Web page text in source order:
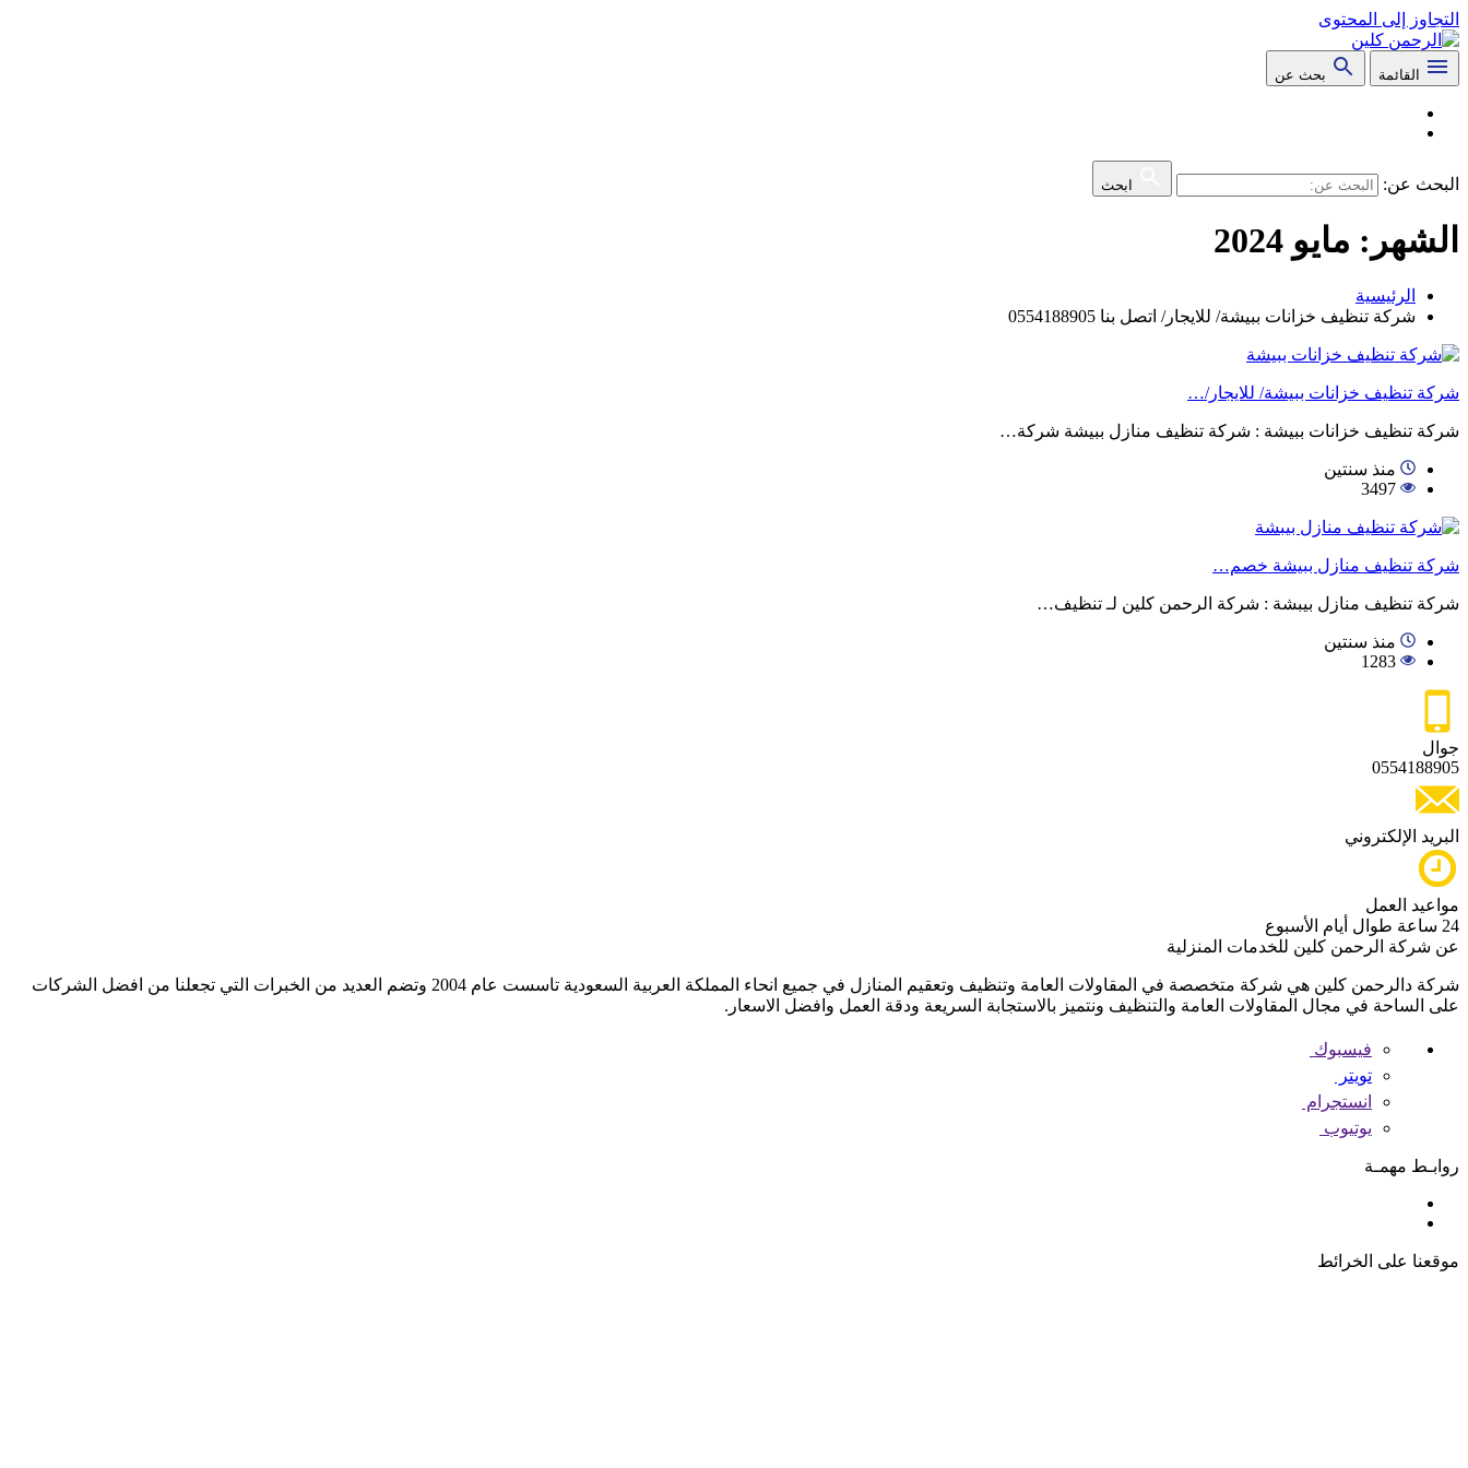
التجاوز إلى المحتوى
القائمة بحث عن
البحث عن: ابحث
الشهر: مايو 2024
الرئيسية
شركة تنظيف خزانات ببيشة/ للايجار/ اتصل بنا 0554188905
شركة تنظيف خزانات ببيشة/ للايجار/…
شركة تنظيف خزانات ببيشة : شركة تنظيف منازل ببيشة شركة…
منذ سنتين
3497
شركة تنظيف منازل ببيشة خصم…
شركة تنظيف منازل بيبشة : شركة الرحمن كلين لـ تنظيف…
منذ سنتين
1283
جوال
0554188905
البريد الإلكتروني
مواعيد العمل
24 ساعة طوال أيام الأسبوع
عن شركة الرحمن كلين للخدمات المنزلية
شركة دالرحمن كلين هي شركة متخصصة في المقاولات العامة وتنظيف وتعقيم المنازل في جميع انحاء المملكة العربية السعودية تاسست عام 2004 وتضم العديد من الخبرات التي تجعلنا من افضل الشركات
على الساحة في مجال المقاولات العامة والتنظيف ونتميز بالاستجابة السريعة ودقة العمل وافضل الاسعار.
فيسبوك
تويتر
انستجرام
يوتيوب
روابـط مهمـة
موقعنا على الخرائط